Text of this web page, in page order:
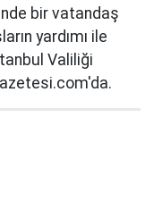
bir vatandaş
yardımı ile
Valiliği